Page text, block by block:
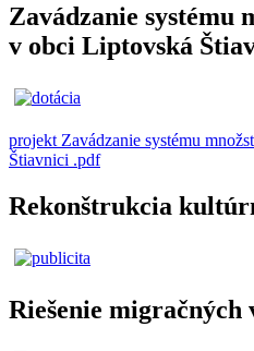
Zavádzanie systému
v obci Liptovská
projekt Zavádzanie systému
Štiavnici .pdf
Rekonštrukcia
Riešenie migračných